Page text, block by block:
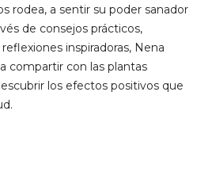
rodea, a sentir su poder sanador
de consejos prácticos,
inspiradoras, Nena
compartir con las plantas
los efectos positivos que